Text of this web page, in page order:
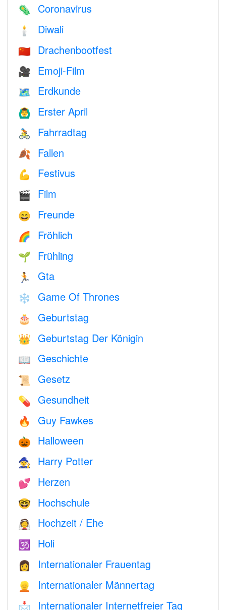
🦠 Coronavirus
🕯 Diwali
🇨🇳 Drachenbootfest
🎥 Emoji-Film
🗺 Erdkunde
🙆‍♂️ Erster April
🚴 Fahrradtag
🍂 Fallen
💪 Festivus
🎬 Film
😄 Freunde
🌈 Fröhlich
🌱 Frühling
🏃 Gta
❄️ Game Of Thrones
🎂 Geburtstag
👑 Geburtstag Der Königin
📖 Geschichte
📜 Gesetz
💊 Gesundheit
🔥 Guy Fawkes
🎃 Halloween
🧙 Harry Potter
💕 Herzen
🤓 Hochschule
👰 Hochzeit / Ehe
🕉 Holi
👩 Internationaler Frauentag
👱 Internationaler Männertag
📩 Internationaler Internetfreier Tag